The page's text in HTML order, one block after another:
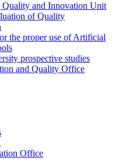
Quality and Innovation Unit
of Quality
the proper use of Artificial
prospective studies
and Quality Office
Office